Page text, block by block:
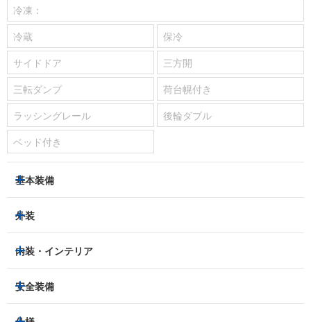
冷凍：
冷蔵
保冷
サイドドア
三方開
三転ダンプ
荷台幌付き
ラッシングレール
後輪ダブル
ベッド付き
基本装備
パワーステアリング
エアコン：あり
キーレス
盗難防止装置
外装
ヘッドライト
アルミホイール：-
内装・インテリア
3列シート
ベンチシート
パワーシート
安全装備
トラクションコントロール